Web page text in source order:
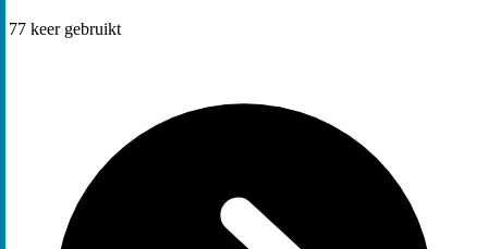
77 keer gebruikt